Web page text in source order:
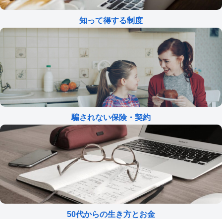
知って得する制度
騙されない保険・契約
50代からの生き方とお金